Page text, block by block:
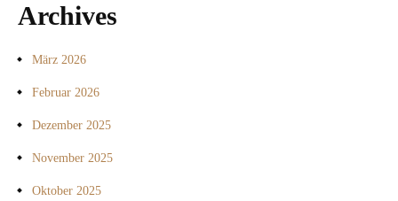
Archives
März 2026
Februar 2026
Dezember 2025
November 2025
Oktober 2025